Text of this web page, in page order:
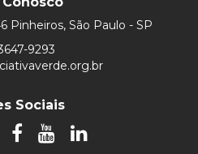
Pinheiros, São Paulo - SP
9293
Sociais